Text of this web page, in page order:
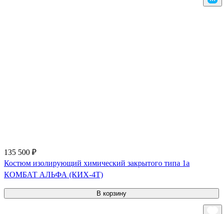
135 500 ₽
Костюм изолирующий химический закрытого типа 1a
КОМБАТ АЛЬФА (КИХ-4Т)
В корзину